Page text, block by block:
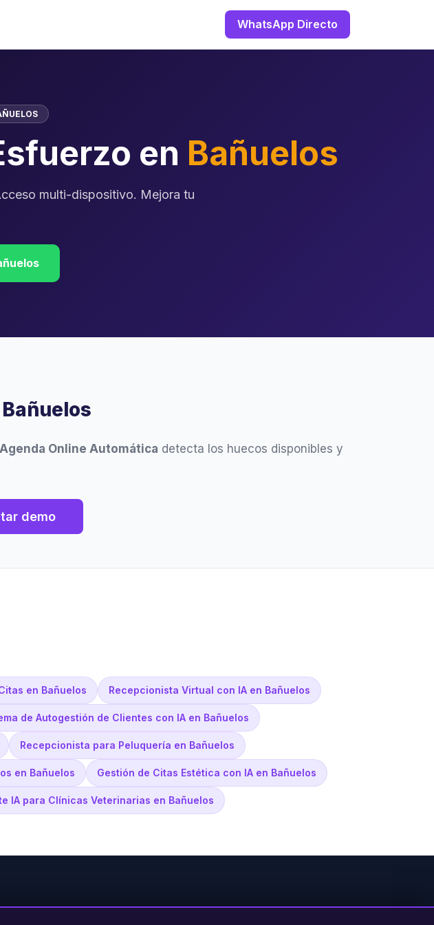
WhatsApp Directo
en Bañuelos
multi-dispositivo. Mejora tu
Agenda Online Automática detecta los huecos disponibles y
demo
en Bañuelos Recepcionista Virtual con IA en Bañuelos
de Autogestión de Clientes con IA en Bañuelos
Recepcionista para Peluquería en Bañuelos
en Bañuelos Gestión de Citas Estética con IA en Bañuelos
IA para Clínicas Veterinarias en Bañuelos